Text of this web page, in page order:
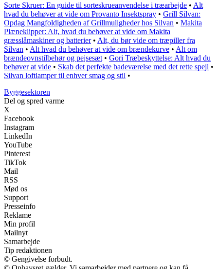
Sorte Skruer: En guide til sorteskrueanvendelse i træarbejde • Alt
hvad du behøver at vide om Provanto Insektspray • Grill Silvan:
Opdag Mangfoldigheden af Grillmuligheder hos Silvan • Makita
Plæneklipper: Alt, hvad du behøver at vide om Makita
græsslåmaskiner og batterier• Alt, du bør vide om træpiller fra
Silvan • Alt hvad du behøver at vide om brændekurve • Alt om
brændeovnstilbehør og pejsesæt • Gori Træbeskyttelse: Alt hvad du
behøver at vide • Skab det perfekte badeværelse med det rette spejl •
Silvan loftlamper til enhver smag og stil •
Byggesektoren
Del og spred varme
X
Facebook
Instagram
LinkedIn
YouTube
Pinterest
TikTok
Mail
RSS
Mød os
Support
Presseinfo
Reklame
Min profil
Mailnyt
Samarbejde
Tip redaktionen
© Gengivelse forbudt.